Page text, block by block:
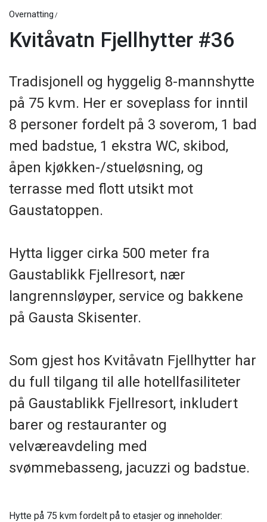
Overnatting
Kvitåvatn Fjellhytter #36
Tradisjonell og hyggelig 8-mannshytte
på 75 kvm. Her er soveplass for inntil
8 personer fordelt på 3 soverom, 1 bad
med badstue, 1 ekstra WC, skibod,
åpen kjøkken-/stueløsning, og
terrasse med flott utsikt mot
Gaustatoppen.
Hytta ligger cirka 500 meter fra
Gaustablikk Fjellresort, nær
langrennsløyper, service og bakkene
på Gausta Skisenter.
Som gjest hos Kvitåvatn Fjellhytter har
du full tilgang til alle hotellfasiliteter
på Gaustablikk Fjellresort, inkludert
barer og restauranter og
velværeavdeling med
svømmebasseng, jacuzzi og badstue.
Hytte på 75 kvm fordelt på to etasjer og inneholder: